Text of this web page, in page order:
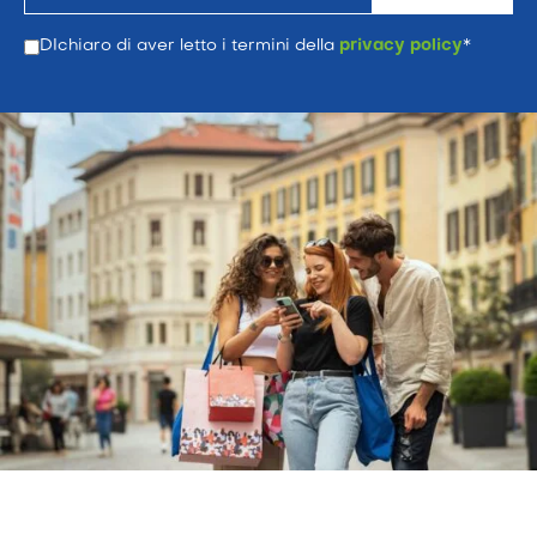
DIchiaro di aver letto i termini della privacy policy*